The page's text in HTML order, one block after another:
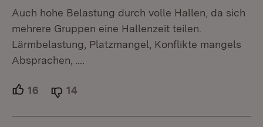
Auch hohe Belastung durch volle Hallen, da sich
mehrere Gruppen eine Hallenzeit teilen.
Lärmbelastung, Platzmangel, Konflikte mangels
Absprachen, ....
16 Unterstützer.
14